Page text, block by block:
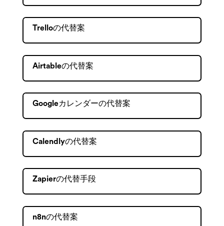
Trelloの代替案
Airtableの代替案
Googleカレンダーの代替案
Calendlyの代替案
Zapierの代替手段
n8nの代替案